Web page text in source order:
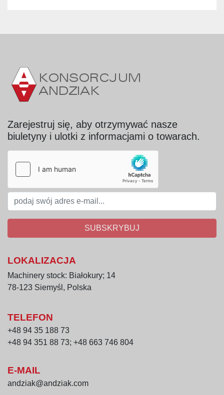
Zarejestruj się, aby otrzymywać nasze
biuletyny i ulotki z informacjami o towarach.
SUBSKRYBUJ
LOKALIZACJA
Machinery stock: Białokury; 14
78-123 Siemyśl, Polska
TELEFON
+48 94 35 188 73
+48 94 351 88 73; +48 663 746 804
E-MAIL
andziak@andziak.com